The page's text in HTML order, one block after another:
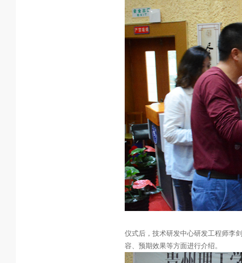
仪式后，技术研发中心研发工程师李
容、预期效果等方面进行介绍。